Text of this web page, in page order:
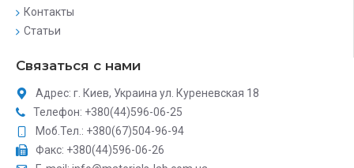
Контакты
Статьи
Связаться с нами
Адрес: г. Киев, Украина ул. Куреневская 18
Телефон: +380(44)596-06-25
Моб.Тел.: +380(67)504-96-94
Факс: +380(44)596-06-26